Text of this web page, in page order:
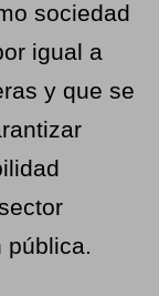
sociedad
igual a
y que se
pública.